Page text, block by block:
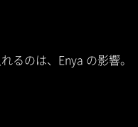
るのは、Enya の影響。